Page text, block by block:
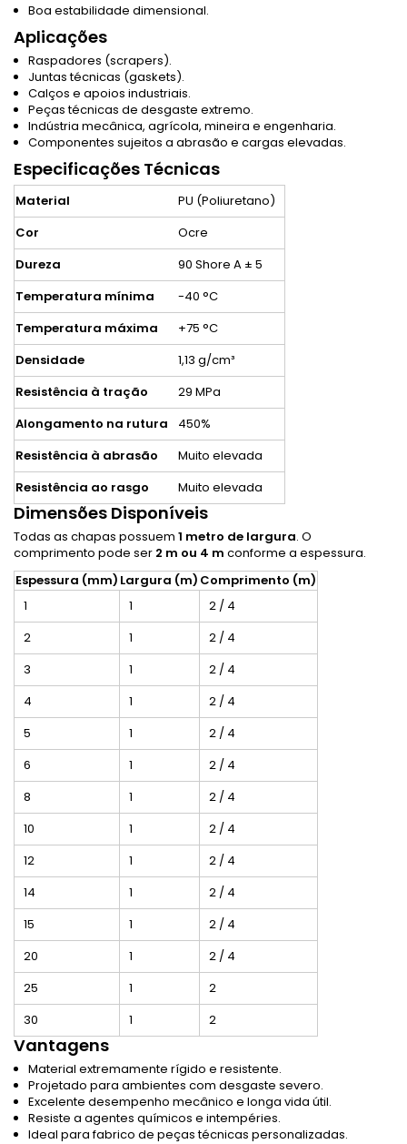
Boa estabilidade dimensional.
Aplicações
Raspadores (scrapers).
Juntas técnicas (gaskets).
Calços e apoios industriais.
Peças técnicas de desgaste extremo.
Indústria mecânica, agrícola, mineira e engenharia.
Componentes sujeitos a abrasão e cargas elevadas.
Especificações Técnicas
Material
PU (Poliuretano)
Cor
Ocre
Dureza
90 Shore A ± 5
Temperatura mínima
-40 °C
Temperatura máxima
+75 °C
Densidade
1,13 g/cm³
Resistência à tração
29 MPa
Alongamento na rutura
450%
Resistência à abrasão
Muito elevada
Resistência ao rasgo
Muito elevada
Dimensões Disponíveis
Todas as chapas possuem 1 metro de largura. O
comprimento pode ser 2 m ou 4 m conforme a espessura.
Espessura (mm) Largura (m) Comprimento (m)
1
1
2 / 4
2
1
2 / 4
3
1
2 / 4
4
1
2 / 4
5
1
2 / 4
6
1
2 / 4
8
1
2 / 4
10
1
2 / 4
12
1
2 / 4
14
1
2 / 4
15
1
2 / 4
20
1
2 / 4
25
1
2
30
1 2
Vantagens
Material extremamente rígido e resistente.
Projetado para ambientes com desgaste severo.
Excelente desempenho mecânico e longa vida útil.
Resiste a agentes químicos e intempéries.
Ideal para fabrico de peças técnicas personalizadas.